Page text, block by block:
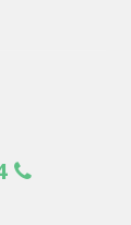
01114003314 - 0221247707